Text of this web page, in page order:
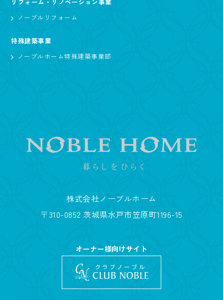
ノーブルリフォーム
特殊建築事業
ノーブルホーム特殊建築事業部
株式会社ノーブルホーム
〒310-0852 茨城県水戸市笠原町1196-15
オーナー様向けサイト